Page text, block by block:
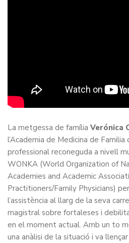
La metgessa de família Verónica
l’Academia de Medicina de Familia
professional reconeguda a nivell
WONKA (World Organization of
Academies and Academic
Practitioners/Family Physicians) per
l’assistència al llarg de la seva
magistral sobre fortaleses i
en el moment actual. Amb un to
una anàlisi de la situació i va